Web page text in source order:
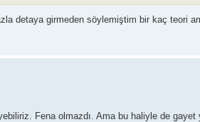
detaya girmeden söylemiştim bir kaç teori
Fena olmazdı. Ama bu haliyle de gayet